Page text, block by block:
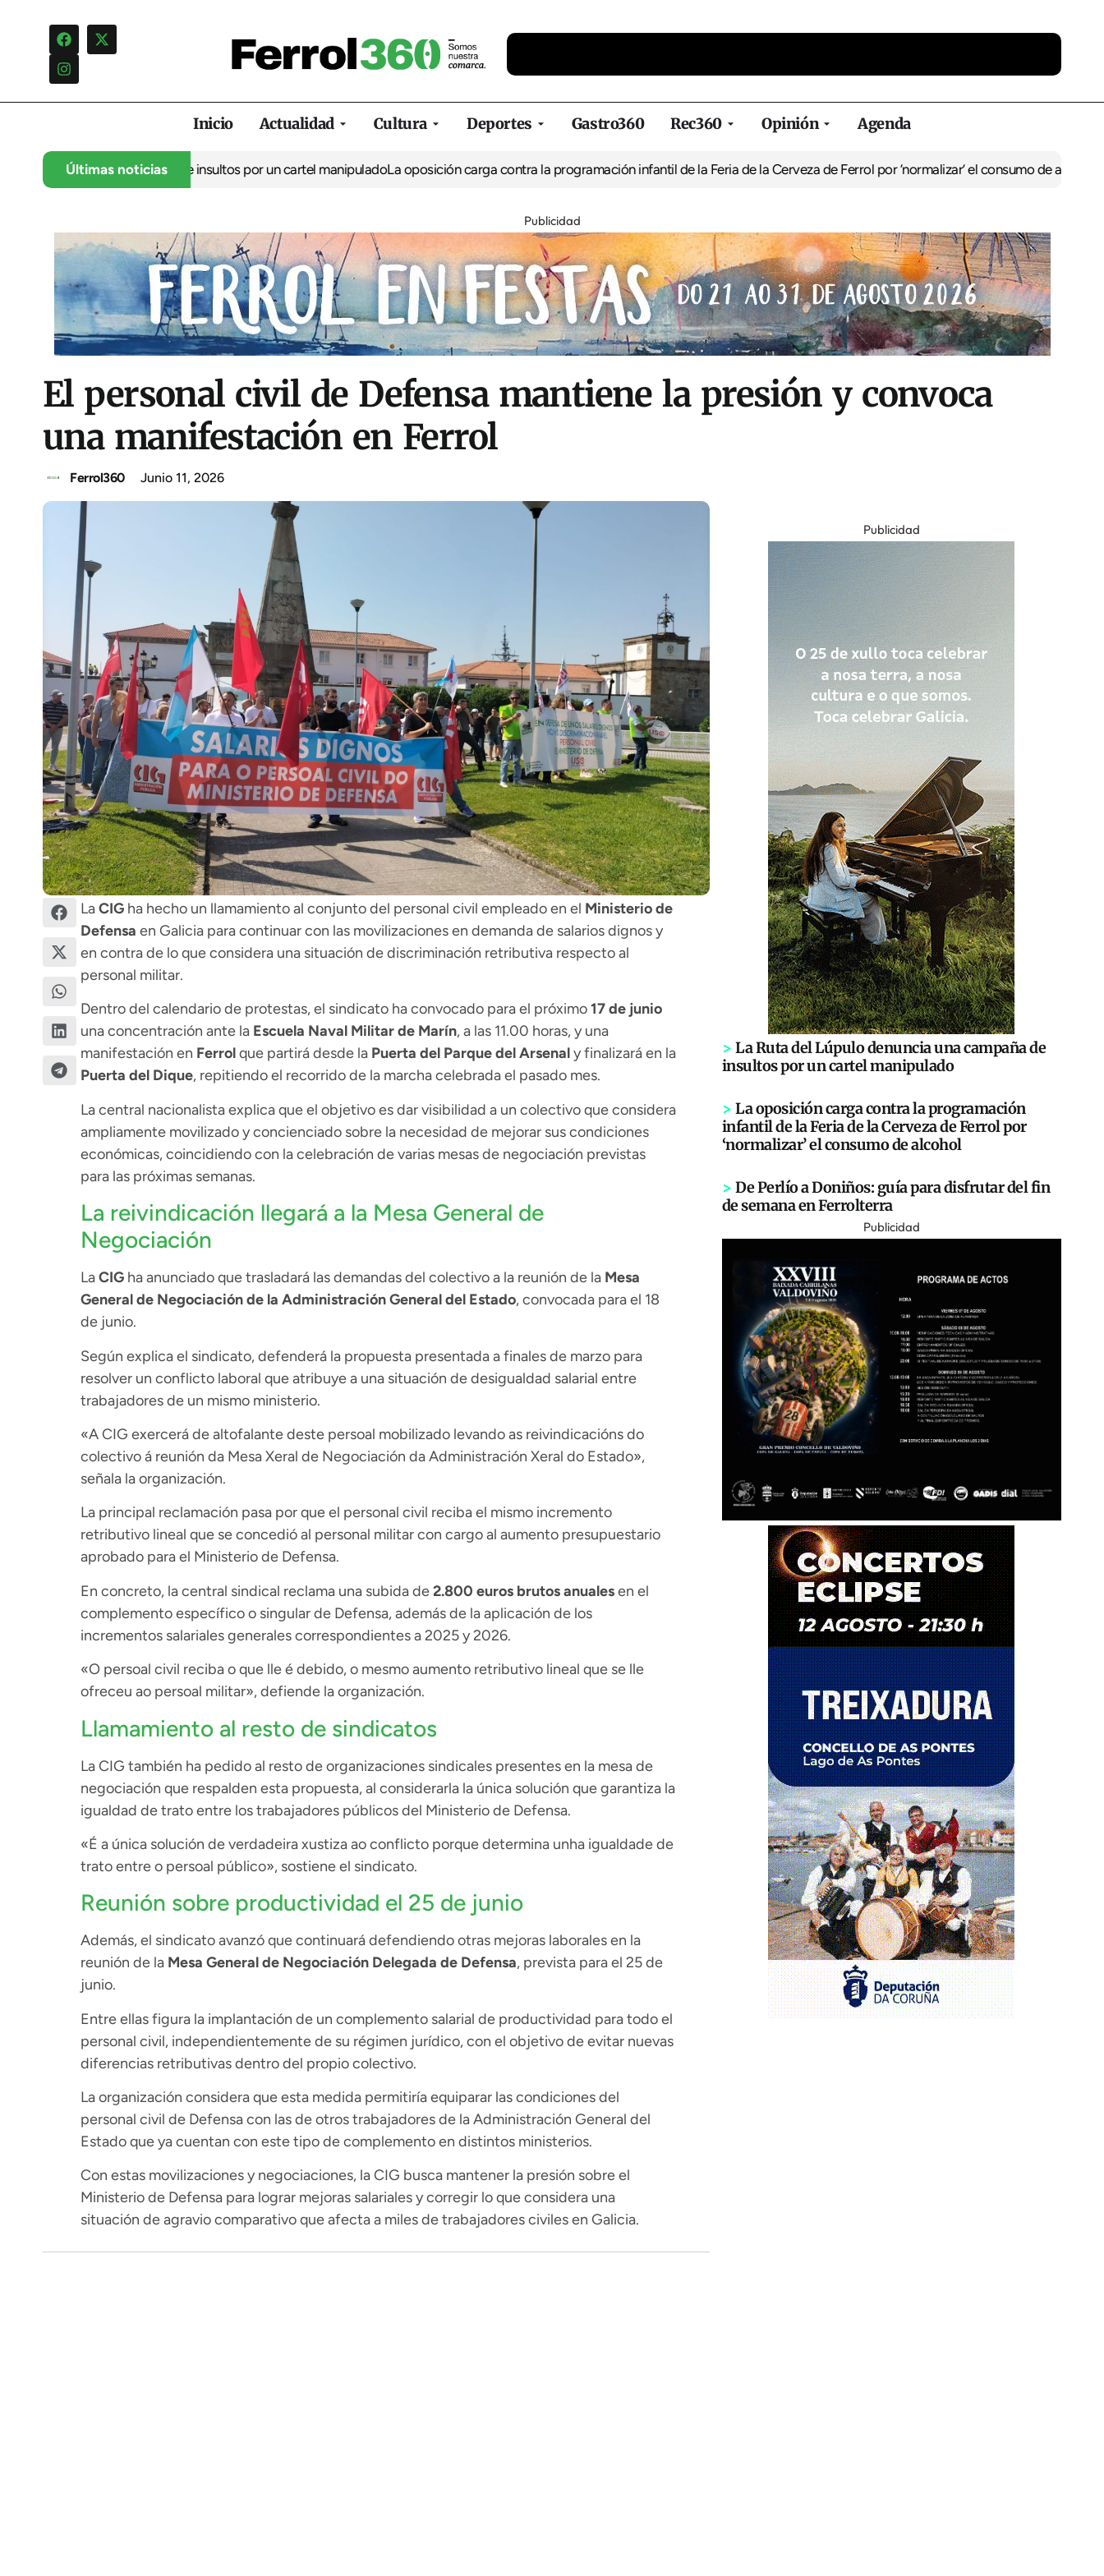
Inicio Actualidad Cultura Deportes Gastro360 Rec360 Opinión Agenda
Últimas noticias
una campaña de insultos por un cartel manipuladoLa oposición carga contra la programación infantil de la Feria de la Cerveza de Ferrol por ‘normalizar’ el consumo de alcoholDe
Publicidad
El personal civil de Defensa mantiene la presión y convoca
una manifestación en Ferrol
Ferrol360 Junio 11, 2026
LaCIGha hecho un llamamiento al conjunto del personal civil empleado en el Ministerio de
Defensa en Galicia para continuar con las movilizaciones en demanda de salarios dignos y
en contra de lo que considera una situación de discriminación retributiva respecto al
personal militar.
Dentro del calendario de protestas, el sindicato ha convocado para el próximo17 de junio
una concentración ante la Escuela Naval Militar de Marín, a las 11.00 horas, y una
manifestación en Ferrolque partirá desde la Puerta del Parque del Arsenaly finalizará en la
Puerta del Dique, repitiendo el recorrido de la marcha celebrada el pasado mes.
La central nacionalista explica que el objetivo es dar visibilidad a un colectivo que considera
ampliamente movilizado y concienciado sobre la necesidad de mejorar sus condiciones
económicas, coincidiendo con la celebración de varias mesas de negociación previstas
para las próximas semanas.
La reivindicación llegará a la Mesa General de
Negociación
LaCIGha anunciado que trasladará las demandas del colectivo a la reunión de la Mesa
General de Negociación de la Administración General del Estado, convocada para el 18
de junio.
Según explica el sindicato, defenderá la propuesta presentada a finales de marzo para
resolver un conflicto laboral que atribuye a una situación de desigualdad salarial entre
trabajadores de un mismo ministerio.
«A CIG exercerá de altofalante deste persoal mobilizado levando as reivindicacións do
colectivo á reunión da Mesa Xeral de Negociación da Administración Xeral do Estado»,
señala la organización.
La principal reclamación pasa por que el personal civil reciba el mismo incremento
retributivo lineal que se concedió al personal militar con cargo al aumento presupuestario
aprobado para el Ministerio de Defensa.
En concreto, la central sindical reclama una subida de2.800 euros brutos anualesen el
complemento específico o singular de Defensa, además de la aplicación de los
incrementos salariales generales correspondientes a 2025 y 2026.
«O persoal civil reciba o que lle é debido, o mesmo aumento retributivo lineal que se lle
ofreceu ao persoal militar», defiende la organización.
Llamamiento al resto de sindicatos
La CIG también ha pedido al resto de organizaciones sindicales presentes en la mesa de
negociación que respalden esta propuesta, al considerarla la única solución que garantiza la
igualdad de trato entre los trabajadores públicos del Ministerio de Defensa.
«É a única solución de verdadeira xustiza ao conflicto porque determina unha igualdade de
trato entre o persoal público», sostiene el sindicato.
Reunión sobre productividad el 25 de junio
Además, el sindicato avanzó que continuará defendiendo otras mejoras laborales en la
reunión de la Mesa General de Negociación Delegada de Defensa, prevista para el 25 de
junio.
Entre ellas figura la implantación de un complemento salarial de productividad para todo el
personal civil, independientemente de su régimen jurídico, con el objetivo de evitar nuevas
diferencias retributivas dentro del propio colectivo.
La organización considera que esta medida permitiría equiparar las condiciones del
personal civil de Defensa con las de otros trabajadores de la Administración General del
Estado que ya cuentan con este tipo de complemento en distintos ministerios.
Con estas movilizaciones y negociaciones, la CIG busca mantener la presión sobre el
Ministerio de Defensa para lograr mejoras salariales y corregir lo que considera una
situación de agravio comparativo que afecta a miles de trabajadores civiles en Galicia.
Publicidad
> La Ruta del Lúpulo denuncia una campaña de
insultos por un cartel manipulado
> La oposición carga contra la programación
infantil de la Feria de la Cerveza de Ferrol por
‘normalizar’ el consumo de alcohol
> De Perlío a Doniños: guía para disfrutar del fin
de semana en Ferrolterra
Publicidad